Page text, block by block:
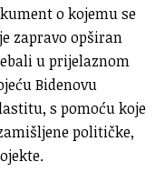
o kojemu se
zapravo opširan
u prijelaznom
Bidenovu
s pomoću koje
političke,